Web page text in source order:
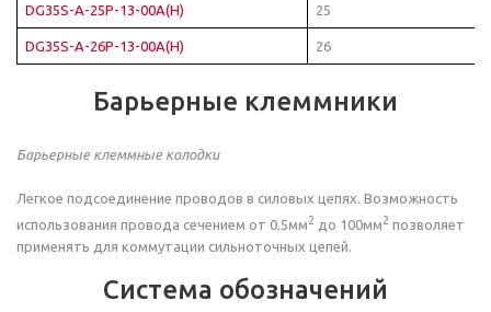
DG35S-A-25P-13-00A(H) 25
DG35S-A-26P-13-00A(H) 26
Барьерные клеммники
Барьерные клеммные колодки
Легкое подсоединение проводов в силовых цепях. Возможность
использования провода сечением от 0.5мм2 до 100мм2 позволяет
применять для коммутации сильноточных цепей.
Система обозначений